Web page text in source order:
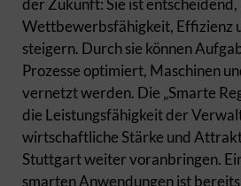
der Zukunft: Sie ist entscheidend,
Wettbewerbsfähigkeit, Effizienz
steigern. Durch sie können
Prozesse optimiert, Maschinen
vernetzt werden. Die „Smarte
die Leistungsfähigkeit der
wirtschaftliche Stärke und
Stuttgart weiter voranbringen.
smarten Anwendungen ist